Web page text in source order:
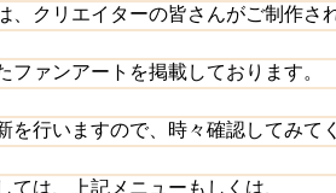
、クリエイターの皆さんがご制作さ
ファンアートを掲載しております。
を行いますので、時々確認してみて
ては、上記メニューもしくは、